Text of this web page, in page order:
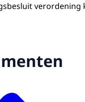
verordening